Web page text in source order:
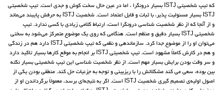
که تیپ شخصیتی ISTJ بسیار درونگرا ، اما در عین حال سخت کوش و جدی‌ است. تیپ شخصیتی
ISTJ بسیار مسئولیت پذیر، با ثبات و قابل اعتماد است. شخصیت ISTJ به حرفش پایبند می‌ماند
و از آنجا که از نظر شخصیت شناسی درونگرا است، ارتباط کلامی زیادی با کسی ندارد. تیپ
شخصیتی ISTJ بسیار دقیق و منظم است. هنگامی که روی یک موضوع متمرکز می‌شود به سختی
می‌توان او را از موضوع جدا کرد. سازماندهی و نظمی که تیپ شخصیتی ISTJ دارد هم در زندگی
و هم در کارش کاملاً مشهود است. تیپ شخصیتی ISTJ بر انجام به موقع کارها بسیار تاکید دارد
و سر وقت بودن برایش بسیار مهم است. از نظر شخصیت شناسی این تیپ شخصیتی بسیار نکته
بین بوده، سعی می کند مشکلاتش را با ریزبینی و توجه به جزئیات حل کند. منطقی بودن یکی از
اصول اولیه‌ی تصمیم گیری شخصیت ISTJ است. اگر به نتیجه‌ای برسد، معمولاً برگرداندن او از